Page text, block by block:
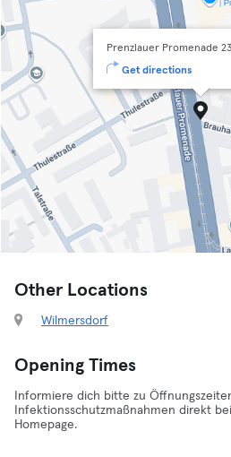
Prenzlauer Promenade
Get directions
Other Locations
Wilmersdorf
Opening Times
Informiere dich bitte zu
Infektionsschutzmaßnahmen direkt
Homepage.